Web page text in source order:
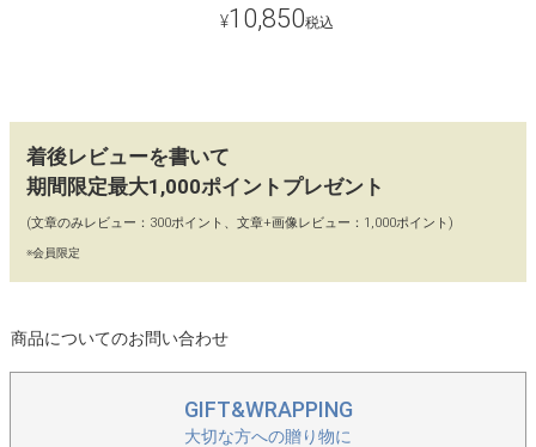
【カラー】
グレー、ホワイト、ブラック、ブロンズゴールド
【保存に便利な不織布付き】
に梱包してお届けいたします。
¥10,850税込
着後レビューを書いて
期間限定最大1,000ポイントプレゼント
(文章のみレビュー：300ポイント、文章+画像レビュー：1,000ポイント)
※会員限定
商品についてのお問い合わせ
GIFT&WRAPPING
大切な方への贈り物に